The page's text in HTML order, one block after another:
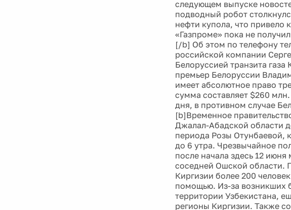
следующем выпуске
подводный робот
нефти купола, что
«Газпроме» пока не
[/b] Об этом по телефону
российской компании
Белоруссией транзита
премьер Белоруссии
имеет абсолютное право
сумма составляет $260
дня, в противном случае
[b]Временное
Джалал-Абадской области
периода Розы Отунбаевой,
до 6 утра. Чрезвычайное
после начала здесь 12
соседней Ошской области.
Киргизии более 200
помощью. Из-за возникших
территории Узбекистана,
регионы Киргизии. Также